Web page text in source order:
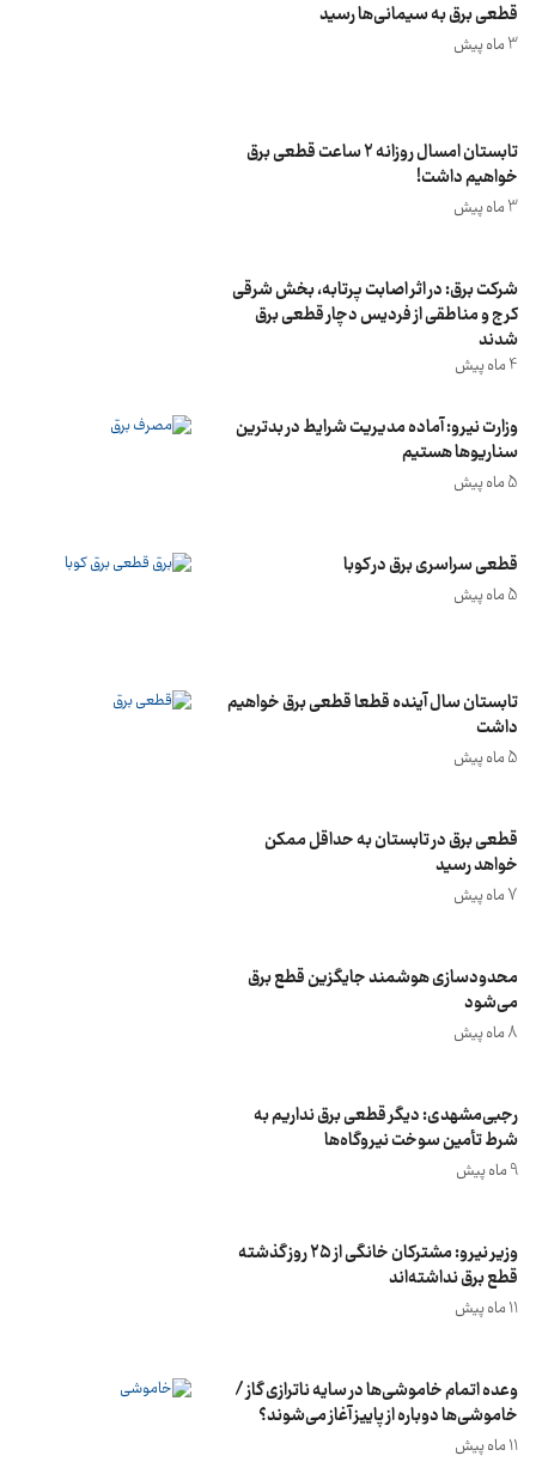
قطعی برق به سیمانی‌ها رسید
3 ماه پیش
تابستان امسال روزانه ۲ ساعت قطعی برق
خواهیم داشت!
3 ماه پیش
شرکت برق: در اثر اصابت پرتابه، بخش شرقی
کرج و مناطقی از فردیس دچار قطعی برق
شدند
4 ماه پیش
وزارت نیرو: آماده مدیریت شرایط در بدترین
سناریوها هستیم
5 ماه پیش
قطعی سراسری برق در کوبا
5 ماه پیش
تابستان سال آینده قطعا قطعی برق خواهیم
داشت
5 ماه پیش
قطعی برق در تابستان به حداقل ممکن
خواهد رسید
7 ماه پیش
محدودسازی هوشمند جایگزین قطع برق
می‌شود
8 ماه پیش
رجبی‌مشهدی: دیگر قطعی برق نداریم به
شرط تأمین سوخت نیروگاه‌ها
9 ماه پیش
وزیر نیرو: مشترکان خانگی از ۲۵ روز گذشته
قطع برق نداشته‌اند
11 ماه پیش
وعده اتمام خاموشی‌ها در سایه ناترازی گاز /
خاموشی‌ها دوباره از پاییز آغاز می‌شوند؟
11 ماه پیش